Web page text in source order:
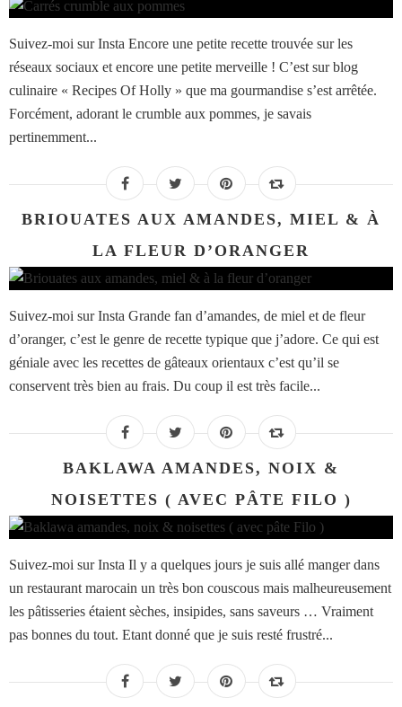
Suivez-moi sur Insta Encore une petite recette trouvée sur les
réseaux sociaux et encore une petite merveille ! C’est sur blog
culinaire « Recipes Of Holly » que ma gourmandise s’est arrêtée.
Forcément, adorant le crumble aux pommes, je savais
pertinemment...
BRIOUATES AUX AMANDES, MIEL & À
LA FLEUR D’ORANGER
Suivez-moi sur Insta Grande fan d’amandes, de miel et de fleur
d’oranger, c’est le genre de recette typique que j’adore. Ce qui est
géniale avec les recettes de gâteaux orientaux c’est qu’il se
conservent très bien au frais. Du coup il est très facile...
BAKLAWA AMANDES, NOIX &
NOISETTES ( AVEC PÂTE FILO )
Suivez-moi sur Insta Il y a quelques jours je suis allé manger dans
un restaurant marocain un très bon couscous mais malheureusement
les pâtisseries étaient sèches, insipides, sans saveurs … Vraiment
pas bonnes du tout. Etant donné que je suis resté frustré...